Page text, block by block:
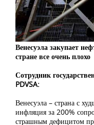
Венесуэла закупает
стране все очень плохо
Сотрудник
PDVSA:
Венесуэла – страна с
инфляция за 200%
страшным дефицитом